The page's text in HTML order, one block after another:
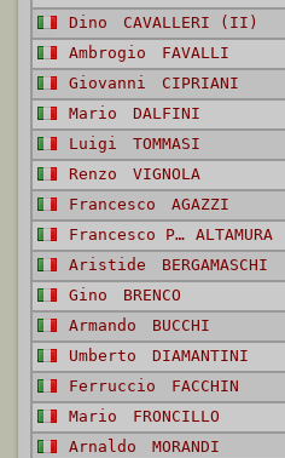
Dino
CAVALLERI (II)
Ambrogio
FAVALLI
Giovanni
CIPRIANI
Mario
DALFINI
Luigi
TOMMASI
Renzo
VIGNOLA
Francesco
AGAZZI
Francesco Paolo ALTAMURA
Aristide
BERGAMASCHI
Gino
BRENCO
Armando
BUCCHI
Umberto
DIAMANTINI
Ferruccio
FACCHIN
Mario
FRONCILLO
Arnaldo
MORANDI